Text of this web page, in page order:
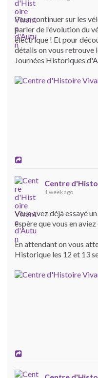
Pour continuer sur les
parler de l’évolution du
électrique ! Et pour
détails on vous retrouve
Journées Historiques
Centre
1 week ago
Vous avez déjà essayé
espère que vous en
En attendant on vous
Historique les 12 et 13